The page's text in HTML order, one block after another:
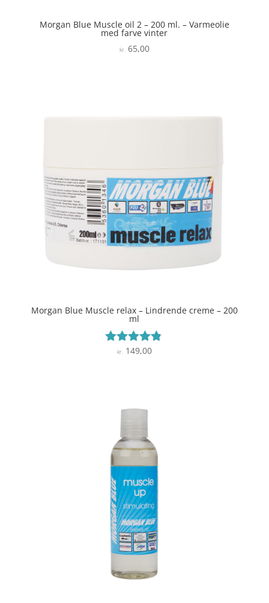
Morgan Blue Muscle oil 2 – 200 ml. – Varmeolie
med farve vinter
kr. 65,00
Morgan Blue Muscle relax – Lindrende creme – 200
ml
Vurderet
kr.149,00